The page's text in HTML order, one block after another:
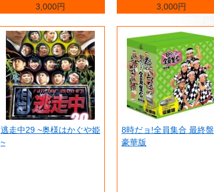
3,000円
3,000円
逃走中29 ~奥様はかぐや姫
~
8時だョ!全員集合 最終盤
豪華版